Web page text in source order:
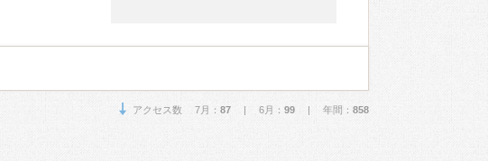
アクセス数 7月： 87 | 6月： 99 | 年間： 858